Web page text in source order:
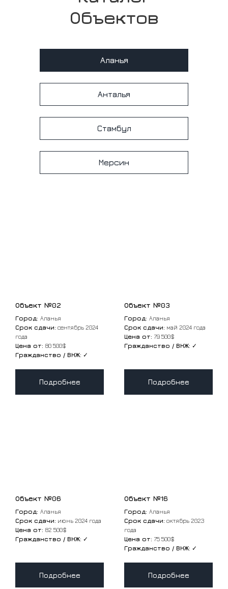
Объектов
Стамбул
Аланья
Мерсин
Анталья
Объект №02
Город: Аланья
Срок сдачи: сентябрь 2024
года
Цена от: 80 500$
Гражданство / ВНЖ: ✓
Подробнее
Объект №03
Город: Аланья
Срок сдачи: май 2024 года
Цена от: 79 500$
Гражданство / ВНЖ: ✓
Подробнее
Объект №06
Город: Аланья
Срок сдачи: июнь 2024 года
Цена от: 82 500$
Гражданство / ВНЖ: ✓
Подробнее
Объект №16
Город: Аланья
Срок сдачи: октябрь 2023
года
Цена от: 75 500$
Гражданство / ВНЖ: ✓
Подробнее